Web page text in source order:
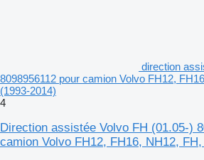
direction
8098956112 pour camion Volvo FH12,
(1993-2014)
4
Direction assistée Volvo FH (01.05-)
camion Volvo FH12, FH16, NH12,